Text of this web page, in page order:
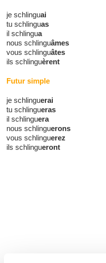
je schlinguai
tu schlinguas
il schlingua
nous schlinguâmes
vous schlinguâtes
ils schlinguèrent
Futur simple
je schlinguerai
tu schlingueras
il schlinguera
nous schlinguerons
vous schlinguerez
ils schlingueront